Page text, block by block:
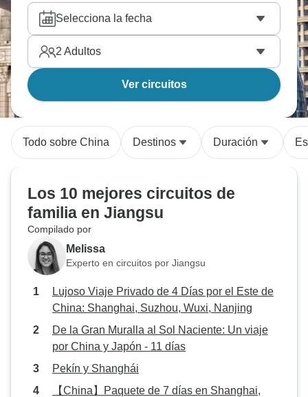
Selecciona la fecha
2 Adultos
Ver circuitos
Todo sobre China Destinos Duración
Los 10 mejores circuitos de
familia en Jiangsu
Compilado por
Melissa
Experto en circuitos por Jiangsu
Lujoso Viaje Privado de 4 Días por el Este de
China: Shanghai, Suzhou, Wuxi, Nanjing
De la Gran Muralla al Sol Naciente: Un viaje
por China y Japón - 11 días
Pekín y Shanghái
【China】Paquete de 7 días en Shanghai,